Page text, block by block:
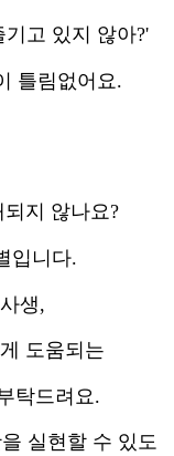
고 있지 않아?'
틀림없어요.
지 않나요?
입니다.
생,
도움되는
탁드려요.
실현할 수 있도